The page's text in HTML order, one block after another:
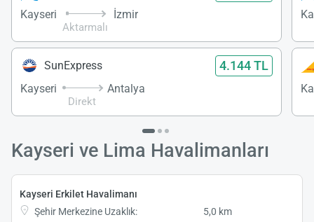
Kayseri
Aktarmalı
İzmir
SunExpress 4.144 TL
Kayseri
Direkt
Antalya
Kayseri ve Lima Havalimanları
Kayseri Erkilet Havalimanı
Şehir Merkezine Uzaklık:
5,0 km